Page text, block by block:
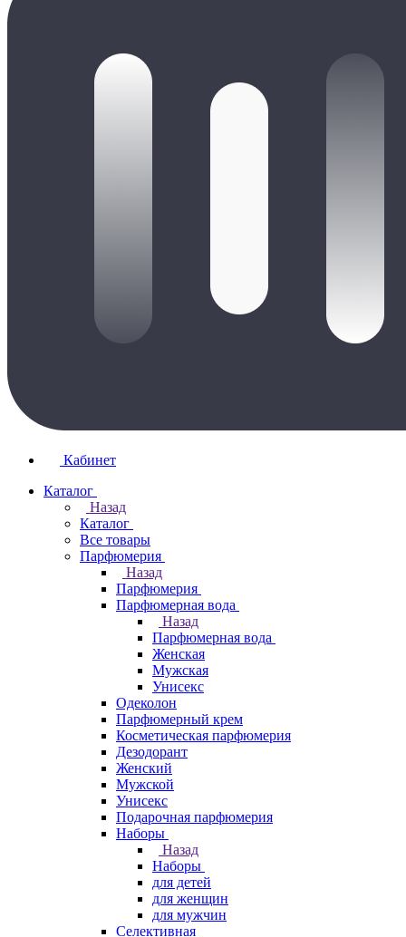
Кабинет
Каталог
Назад
Каталог
Все товары
Парфюмерия
Назад
Парфюмерия
Парфюмерная вода
Назад
Парфюмерная вода
Женская
Мужская
Унисекс
Одеколон
Парфюмерный крем
Косметическая парфюмерия
Дезодорант
Женский
Мужской
Унисекс
Подарочная парфюмерия
Наборы
Назад
Наборы
для детей
для женщин
для мужчин
Селективная